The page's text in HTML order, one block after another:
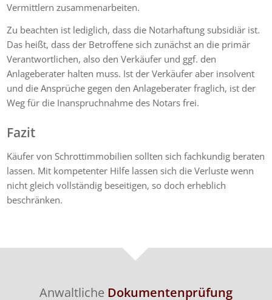
Vermittlern zusammenarbeiten.
Zu beachten ist lediglich, dass die Notarhaftung subsidiär ist.
Das heißt, dass der Betroffene sich zunächst an die primär
Verantwortlichen, also den Verkäufer und ggf. den
Anlageberater halten muss. Ist der Verkäufer aber insolvent
und die Ansprüche gegen den Anlageberater fraglich, ist der
Weg für die Inanspruchnahme des Notars frei.
Fazit
Käufer von Schrottimmobilien sollten sich fachkundig beraten
lassen. Mit kompetenter Hilfe lassen sich die Verluste wenn
nicht gleich vollständig beseitigen, so doch erheblich
beschränken.
Anwaltliche Dokumentenprüfung